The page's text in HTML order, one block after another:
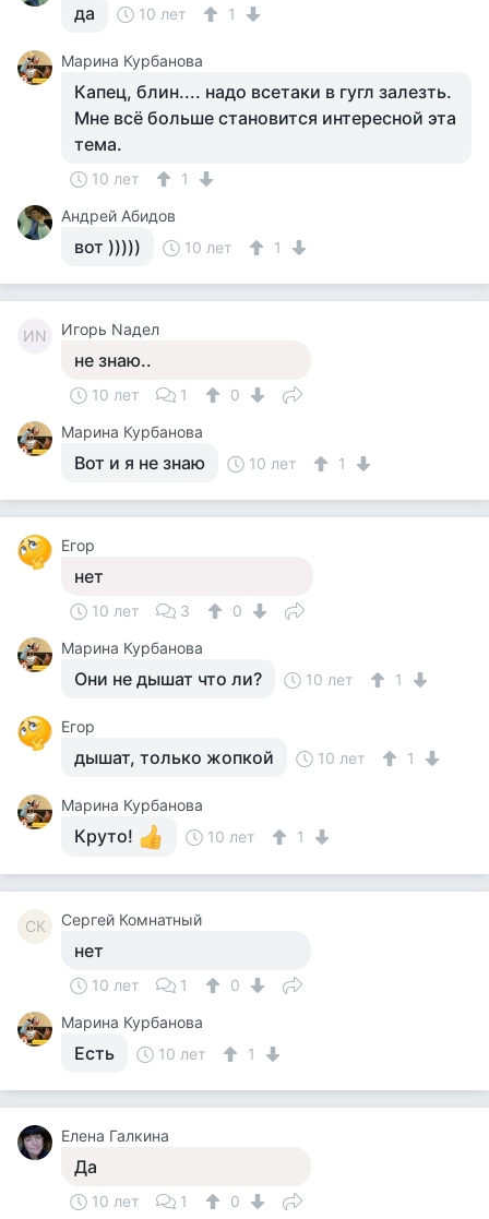
да 10 лет 1
Марина Курбанова
Капец, блин.... надо всетаки в гугл залезть.
Мне всё больше становится интересной эта
тема.
10 лет
1
Андрей Абидов
вот ))))) 10 лет 1
ИN Игорь Nадел
не знаю..
10 лет 1
0
Марина Курбанова
Вот и я не знаю 10 лет 1
Егор
нет
10 лет 3
0
Марина Курбанова
Они не дышат что ли? 10 лет 1
Егор
дышат, только жопкой 10 лет 1
Марина Курбанова
Круто! 10 лет 1
СК Сергей Комнатный
нет
10 лет 1
0
Марина Курбанова
Есть 10 лет 1
Елена Галкина
Да
10 лет 1 0